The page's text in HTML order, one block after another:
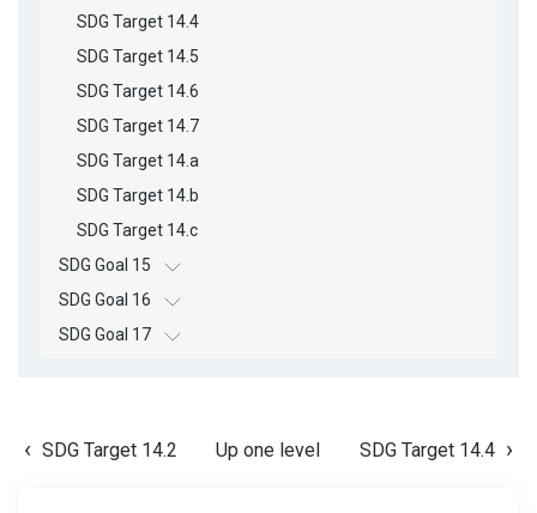
SDG Target 14.4
SDG Target 14.5
SDG Target 14.6
SDG Target 14.7
SDG Target 14.a
SDG Target 14.b
SDG Target 14.c
SDG Goal 15
SDG Goal 16
SDG Goal 17
SDG Target 14.2 Up one level SDG Target 14.4